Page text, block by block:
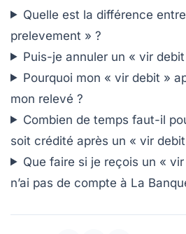
Quelle est la différence
prelevement » ?
Puis-je annuler un « vir
Pourquoi mon « vir debit »
mon relevé ?
Combien de temps faut-il
soit crédité après un « vir
Que faire si je reçois un «
n’ai pas de compte à La